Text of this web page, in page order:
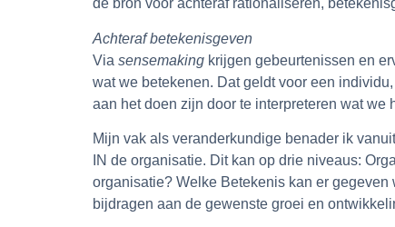
de bron voor achteraf rationaliseren,
Achteraf betekenisgeven
Via sensemaking krijgen gebeurtenissen en
wat we betekenen. Dat geldt voor een
aan het doen zijn door te interpreteren wat
Mijn vak als veranderkundige benader ik
IN de organisatie. Dit kan op drie niveaus:
organisatie? Welke Betekenis kan er
bijdragen aan de gewenste groei en